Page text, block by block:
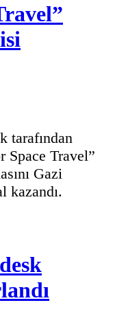
tarafından
Space Travel”
Gazi
kazandı.